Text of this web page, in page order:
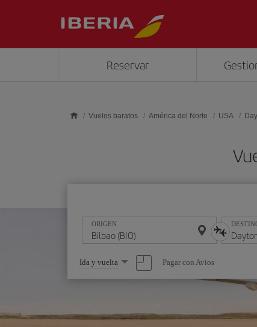
Reservar
Vuelos baratos América del Norte USA
ORIGEN
Seleccione
una
opción
Ida y vuelta Pagar con Avios